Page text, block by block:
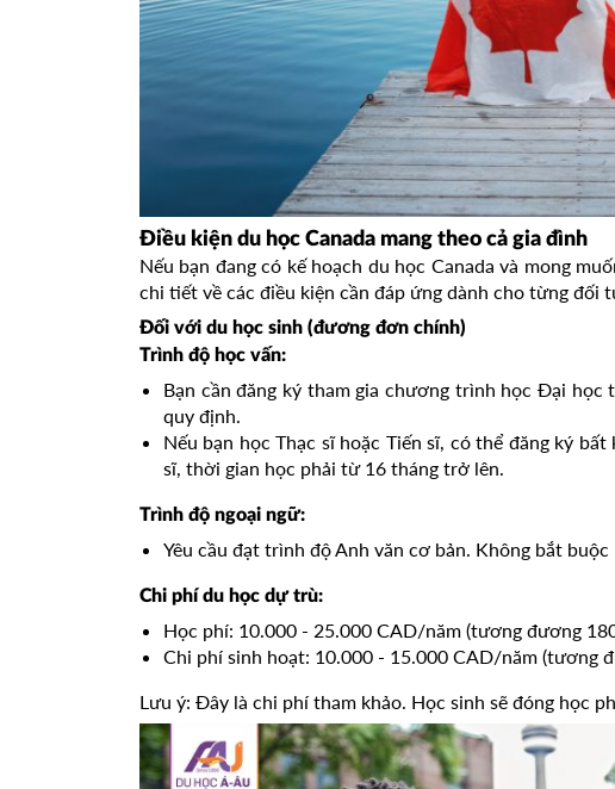
Điều kiện du học Canada mang theo cả gia đình
Nếu bạn đang có kế hoạch du học Canada và mong
chi tiết về các điều kiện cần đáp ứng dành cho từng đối
Đối với du học sinh (đương đơn chính)
Trình độ học vấn:
Bạn cần đăng ký tham gia chương trình học Đại học
quy định.
Nếu bạn học Thạc sĩ hoặc Tiến sĩ, có thể đăng ký
sĩ, thời gian học phải từ 16 tháng trở lên.
Trình độ ngoại ngữ:
Yêu cầu đạt trình độ Anh văn cơ bản. Không bắt
Chi phí du học dự trù:
Học phí: 10.000 - 25.000 CAD/năm (tương đương
Chi phí sinh hoạt: 10.000 - 15.000 CAD/năm (tương
Lưu ý: Đây là chi phí tham khảo. Học sinh sẽ đóng học